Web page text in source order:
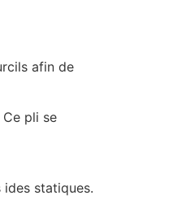
afin de
pli se
ides statiques.